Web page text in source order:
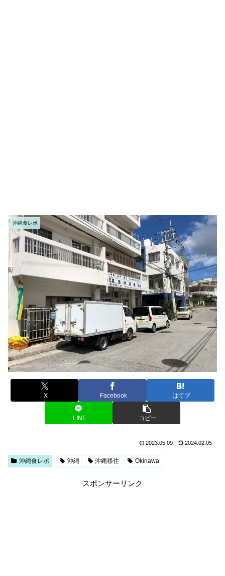
沖縄食レポ
X Facebook はてブ
LINE コピー
2023.05.09 2024.02.05
沖縄食レポ 沖縄 沖縄移住 Okinawa
スポンサーリンク